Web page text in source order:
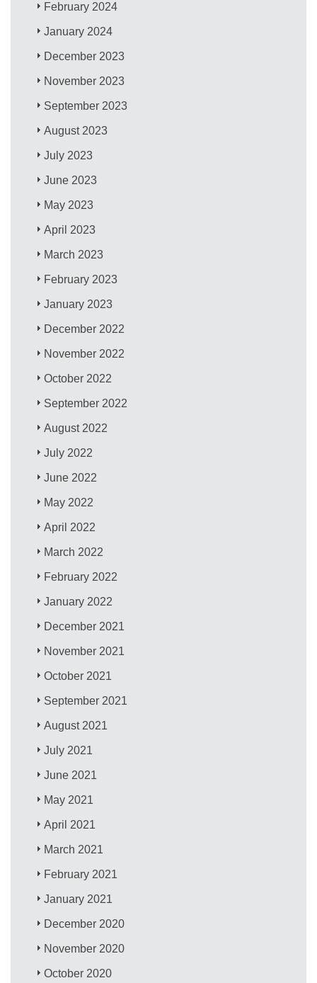
February 2024
January 2024
December 2023
November 2023
September 2023
August 2023
July 2023
June 2023
May 2023
April 2023
March 2023
February 2023
January 2023
December 2022
November 2022
October 2022
September 2022
August 2022
July 2022
June 2022
May 2022
April 2022
March 2022
February 2022
January 2022
December 2021
November 2021
October 2021
September 2021
August 2021
July 2021
June 2021
May 2021
April 2021
March 2021
February 2021
January 2021
December 2020
November 2020
October 2020